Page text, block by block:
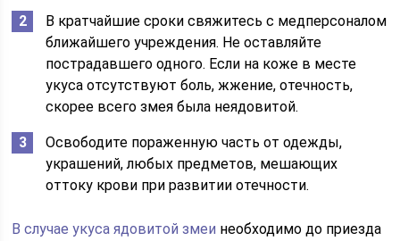
В кратчайшие сроки свяжитесь с медперсоналом
ближайшего учреждения. Не оставляйте
пострадавшего одного. Если на коже в месте
укуса отсутствуют боль, жжение, отечность,
скорее всего змея была неядовитой.
Освободите пораженную часть от одежды,
украшений, любых предметов, мешающих
оттоку крови при развитии отечности.
В случае укуса ядовитой змеи необходимо до приезда